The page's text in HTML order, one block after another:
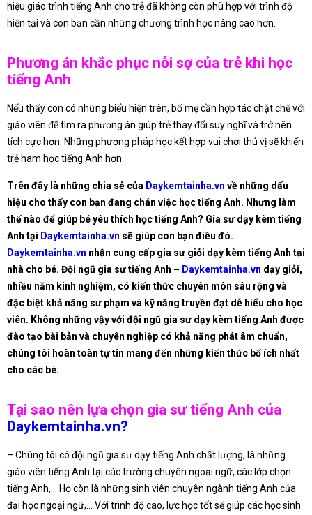
hiệu giáo trình tiếng Anh cho trẻ đã không còn phù hợp với trình độ
hiện tại và con bạn cần những chương trình học nâng cao hơn.
Phương án khắc phục nỗi sợ của trẻ khi học
tiếng Anh
Nếu thấy con có những biểu hiện trên, bố mẹ cần hợp tác chặt chẽ với
giáo viên để tìm ra phương án giúp trẻ thay đổi suy nghĩ và trở nên
tích cực hơn. Những phương pháp học kết hợp vui chơi thú vị sẽ khiến
trẻ ham học tiếng Anh hơn.
Trên đây là những chia sẻ của Daykemtainha.vn về những dấu
hiệu cho thấy con bạn đang chán việc học tiếng Anh. Nhưng làm
thế nào để giúp bé yêu thích học tiếng Anh? Gia sư dạy kèm tiếng
Anh tại Daykemtainha.vn sẽ giúp con bạn điều đó.
Daykemtainha.vn nhận cung cấp gia sư giỏi dạy kèm tiếng Anh tại
nhà cho bé. Đội ngũ gia sư tiếng Anh – Daykemtainha.vn dạy giỏi,
nhiều năm kinh nghiệm, có kiến thức chuyên môn sâu rộng và
đặc biệt khả năng sư phạm và kỹ năng truyền đạt dễ hiểu cho học
viên. Không những vậy với đội ngũ gia sư dạy kèm tiếng Anh được
đào tạo bài bản và chuyên nghiệp có khả năng phát âm chuẩn,
chúng tôi hoàn toàn tự tin mang đến những kiến thức bổ ích nhất
cho các bé.
Tại sao nên lựa chọn gia sư tiếng Anh của
Daykemtainha.vn?
– Chúng tôi có đội ngũ gia sư dạy tiếng Anh chất lượng, là những
giáo viên tiếng Anh tại các trường chuyên ngoại ngữ, các lớp chọn
tiếng Anh,… Họ còn là những sinh viên chuyên ngành tiếng Anh của
đại học ngoại ngữ,… Với trình độ cao, lực học tốt sẽ giúp các học sinh